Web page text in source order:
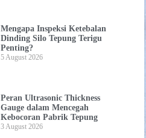
Mengapa Inspeksi Ketebalan
Dinding Silo Tepung Terigu
Penting?
5 August 2026
Peran Ultrasonic Thickness
Gauge dalam Mencegah
Kebocoran Pabrik Tepung
3 August 2026